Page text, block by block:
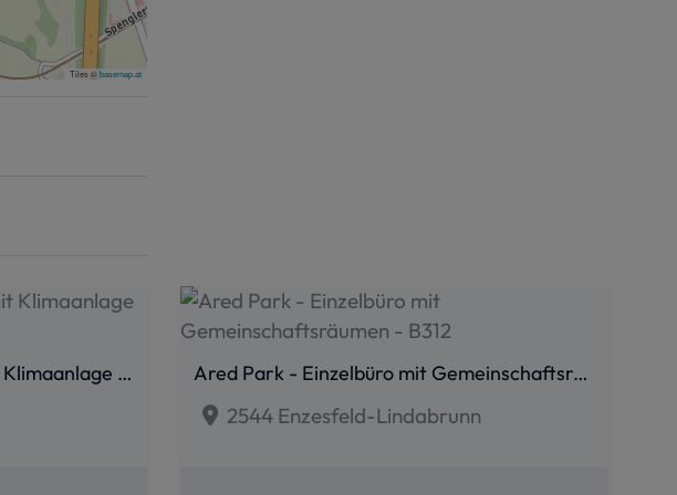
Tiles ©basemap.at
Ared Park - 3 Zimmerbüro mit Klimaanlage - B12 Ared Park - Einzelbüro mit Gemeinschaftsräumen - B312
2544 Enzesfeld-Lindabrunn